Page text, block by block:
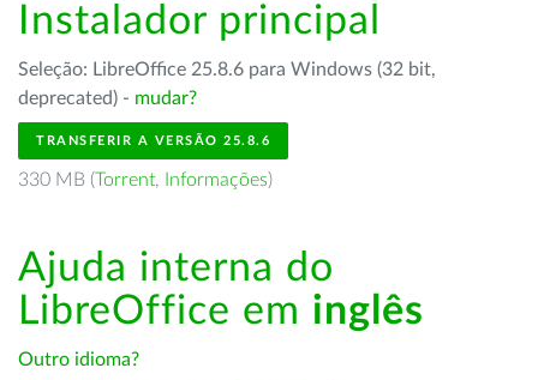
Instalador principal
Seleção: LibreOffice 25.8.6 para Windows (32 bit,
deprecated) - mudar?
TRANSFERIR A VERSÃO 25.8.6
330 MB (Torrent, Informações)
Ajuda interna do
LibreOffice em inglês
Outro idioma?